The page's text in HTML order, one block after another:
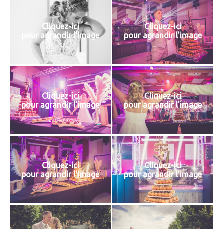
Cliquez-ici
pour agrandir l'image
Cliquez-ici
pour agrandir l'image
Cliquez-ici
pour agrandir l'image
Cliquez-ici
pour agrandir l'image
Cliquez-ici
pour agrandir l'image
Cliquez-ici
pour agrandir l'image